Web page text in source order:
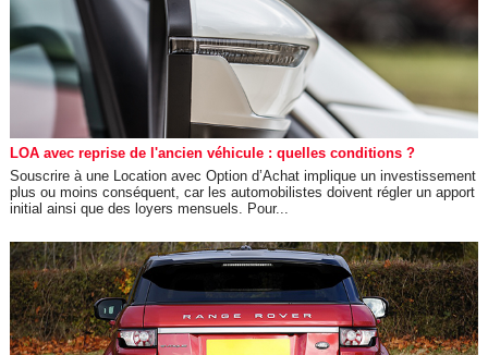
LOA avec reprise de l'ancien véhicule : quelles conditions ?
Souscrire à une Location avec Option d’Achat implique un investissement
plus ou moins conséquent, car les automobilistes doivent régler un apport
initial ainsi que des loyers mensuels. Pour...